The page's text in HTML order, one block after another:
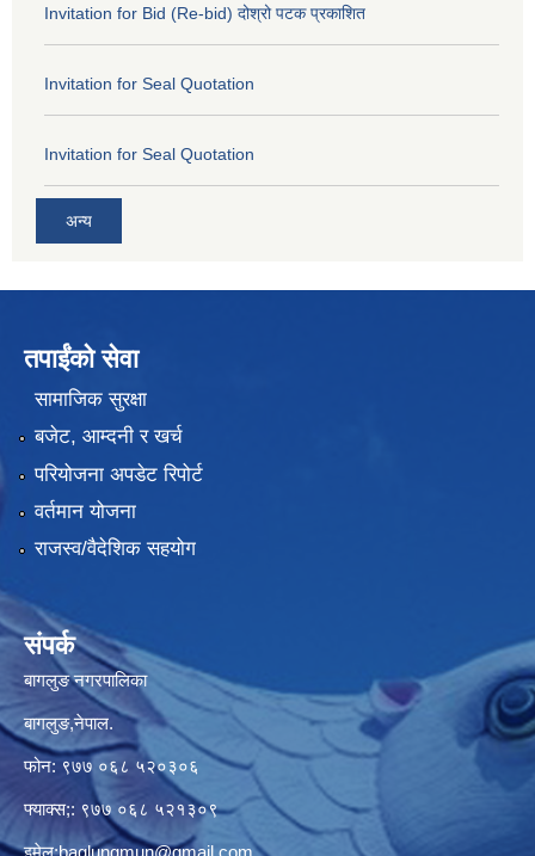
Invitation for Bid (Re-bid) दोश्रो पटक प्रकाशित
Invitation for Seal Quotation
Invitation for Seal Quotation
अन्य
तपाईंको सेवा
सामाजिक सुरक्षा
बजेट, आम्दनी र खर्च
परियोजना अपडेट रिपोर्ट
वर्तमान योजना
राजस्व/वैदेशिक सहयोग
संपर्क
बागलुङ नगरपालिका
बागलुङ,नेपाल.
फोन: ९७७ ०६८ ५२०३०६
फ्याक्स;: ९७७ ०६८ ५२१३०९